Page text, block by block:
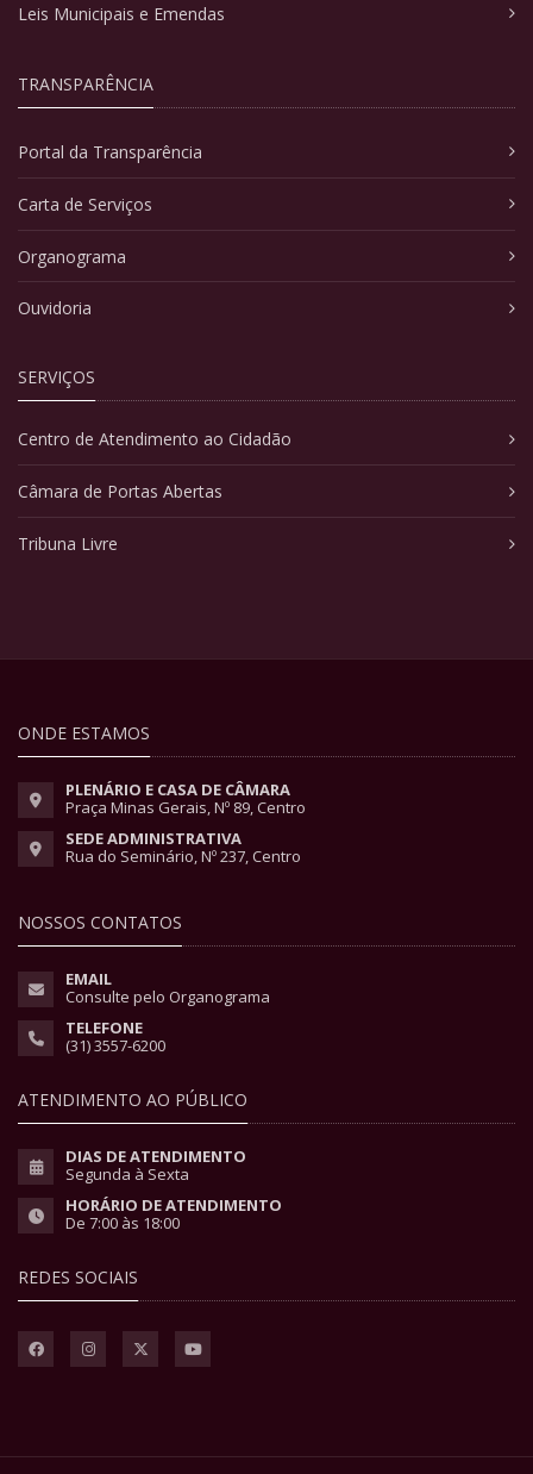
Leis Municipais e Emendas
TRANSPARÊNCIA
Portal da Transparência
Carta de Serviços
Organograma
Ouvidoria
SERVIÇOS
Centro de Atendimento ao Cidadão
Câmara de Portas Abertas
Tribuna Livre
ONDE ESTAMOS
PLENÁRIO E CASA DE CÂMARA
Praça Minas Gerais, Nº 89, Centro
SEDE ADMINISTRATIVA
Rua do Seminário, Nº 237, Centro
NOSSOS CONTATOS
EMAIL
Consulte pelo Organograma
TELEFONE
(31) 3557-6200
ATENDIMENTO AO PÚBLICO
DIAS DE ATENDIMENTO
Segunda à Sexta
HORÁRIO DE ATENDIMENTO
De 7:00 às 18:00
REDES SOCIAIS